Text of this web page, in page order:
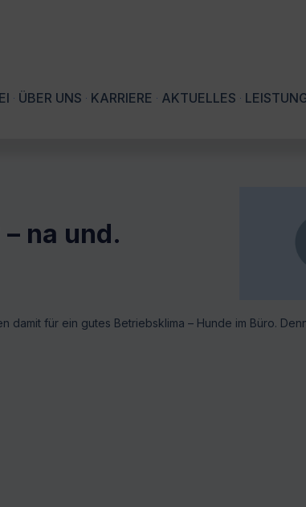
ÜBER UNS KARRIERE AKTUELLES
na und.
für ein gutes Betriebsklima – Hunde im Büro.